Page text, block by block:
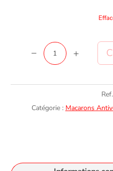
quantité
de
Catégorie : Macarons